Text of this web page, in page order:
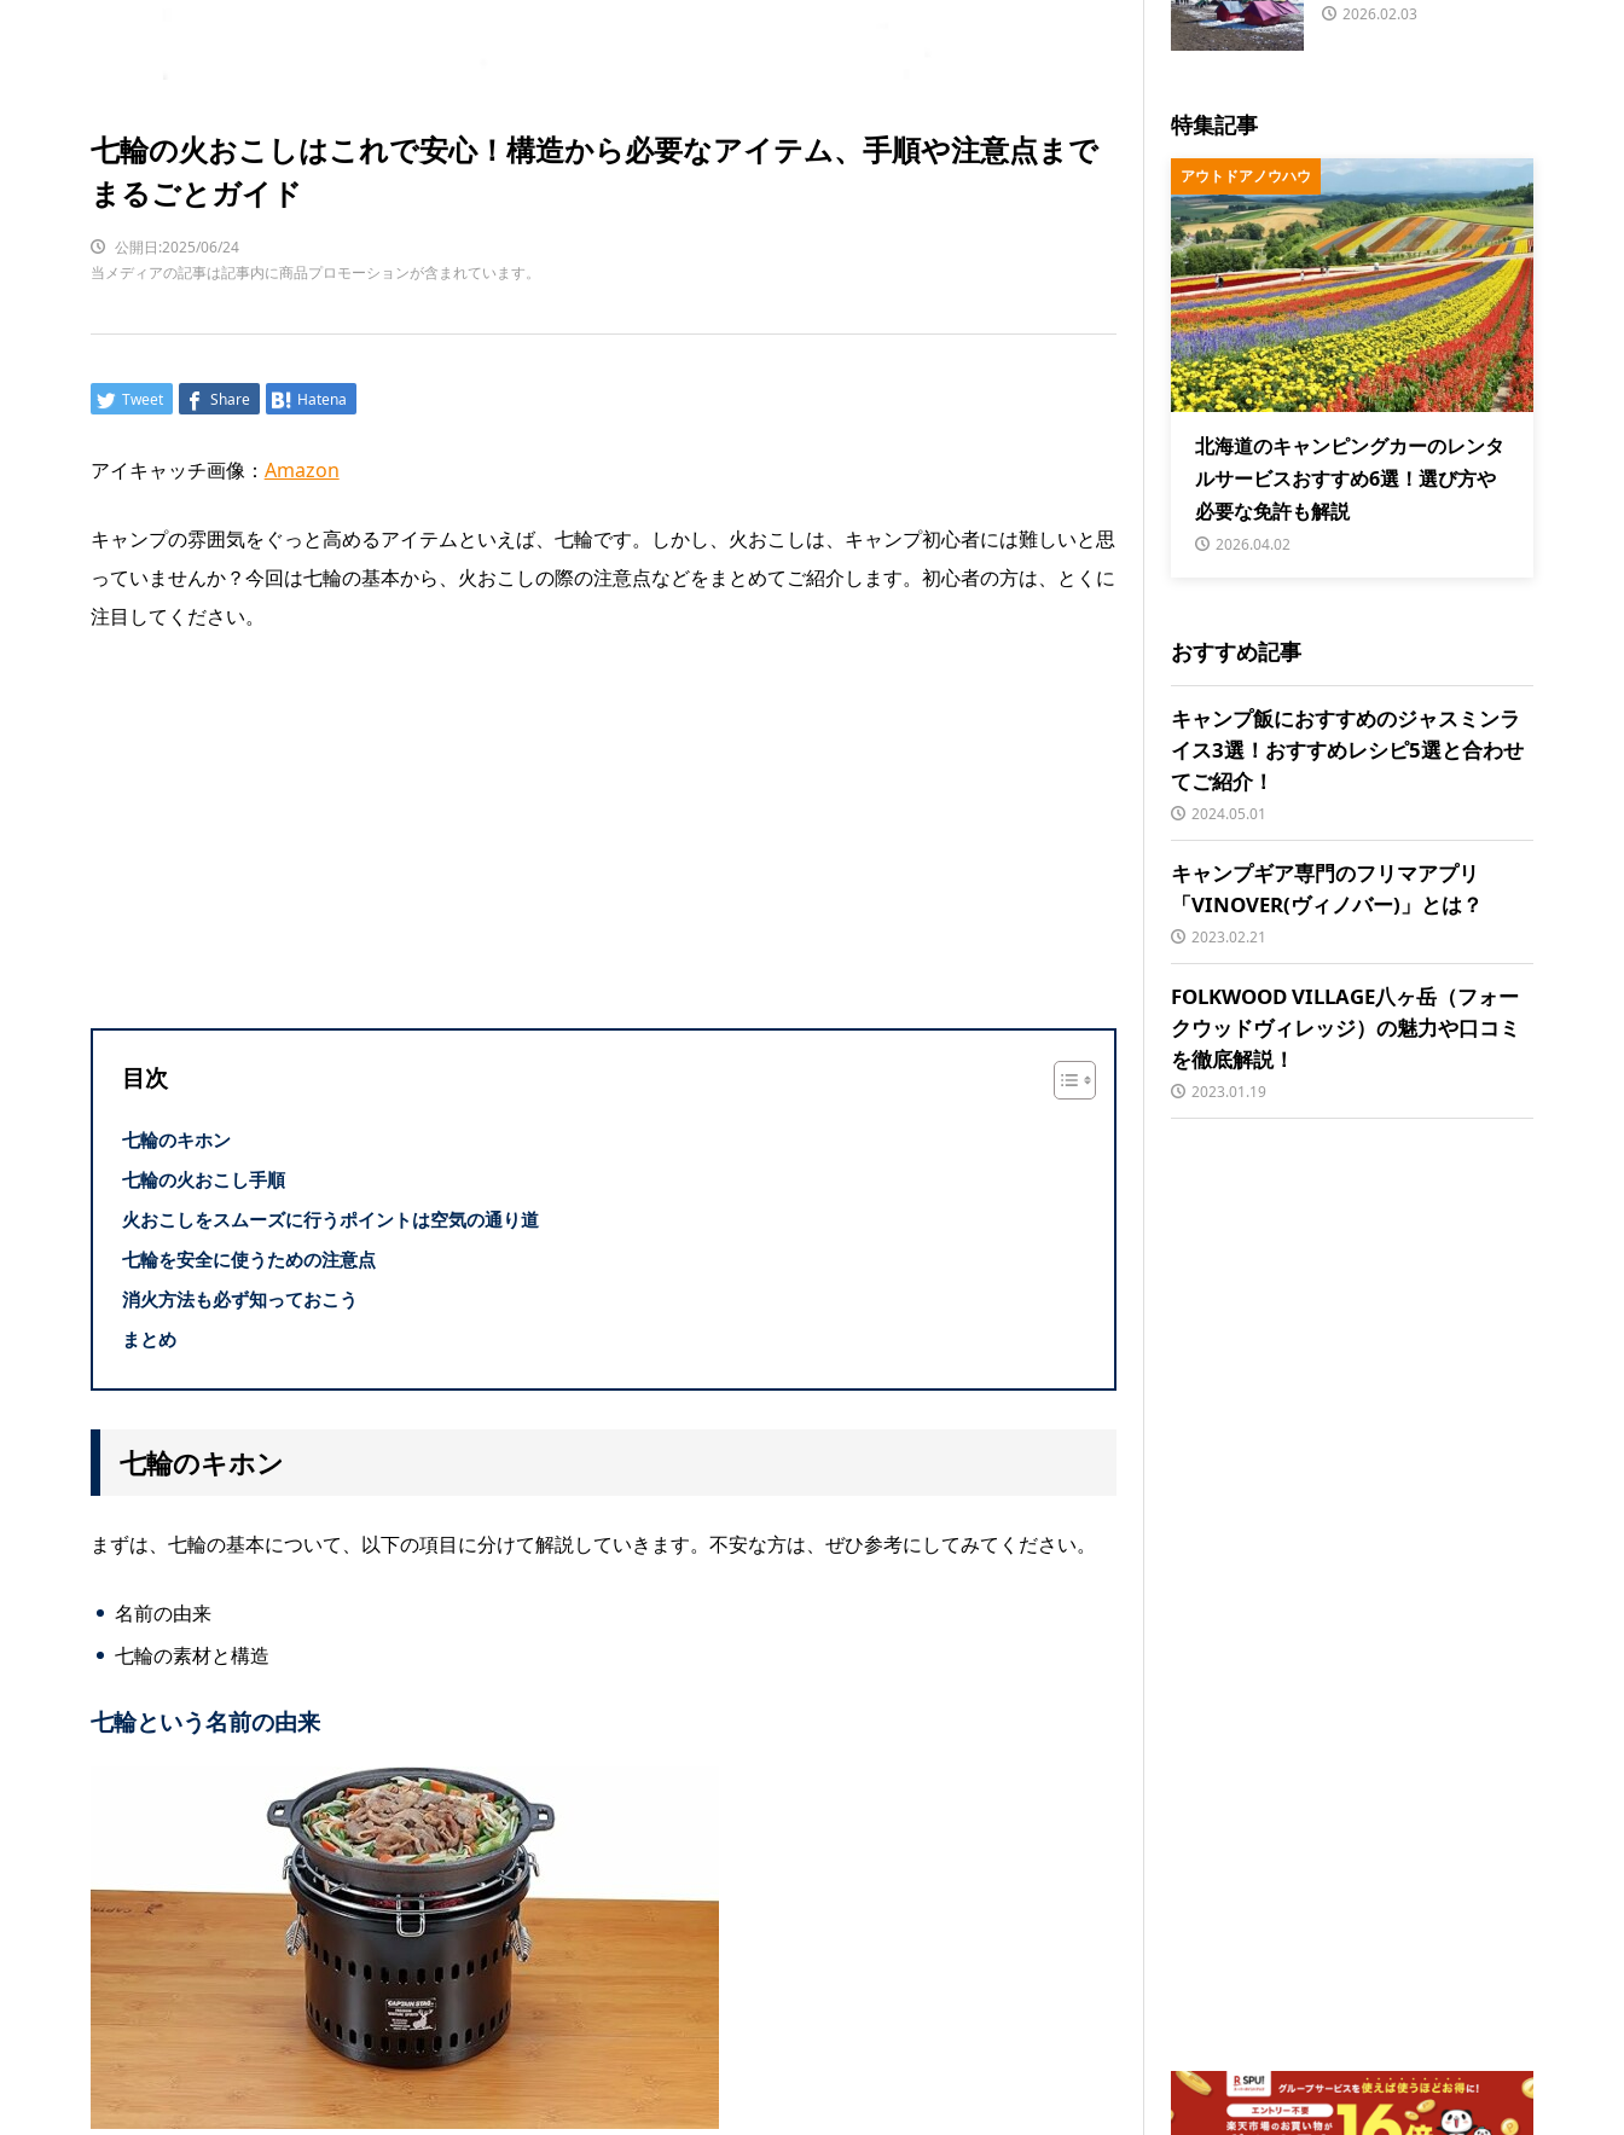
七輪の火おこしはこれで安心！構造から必要なアイテム、手順や注意点まで
まるごとガイド
公開日:2025/06/24
当メディアの記事は記事内に商品プロモーションが含まれています。
Tweet Share Hatena
アイキャッチ画像： Amazon
キャンプの雰囲気をぐっと高めるアイテムといえば、七輪です。しかし、火おこしは、キャンプ初心者には難しいと思
っていませんか？今回は七輪の基本から、火おこしの際の注意点などをまとめてご紹介します。初心者の方は、とくに
注目してください。
目次
七輪のキホン
七輪の火おこし手順
火おこしをスムーズに行うポイントは空気の通り道
七輪を安全に使うための注意点
消火方法も必ず知っておこう
まとめ
七輪のキホン
まずは、七輪の基本について、以下の項目に分けて解説していきます。不安な方は、ぜひ参考にしてみてください。
名前の由来
七輪の素材と構造
七輪という名前の由来
2026.02.03
特集記事
アウトドアノウハウ
北海道のキャンピングカーのレンタ
ルサービスおすすめ6選！選び方や
必要な免許も解説
2026.04.02
おすすめ記事
キャンプ飯におすすめのジャスミンラ
イス3選！おすすめレシピ5選と合わせ
てご紹介！
2024.05.01
キャンプギア専門のフリマアプリ
「VINOVER(ヴィノバー)」とは？
2023.02.21
FOLKWOOD VILLAGE八ヶ岳（フォー
クウッドヴィレッジ）の魅力や口コミ
を徹底解説！
2023.01.19